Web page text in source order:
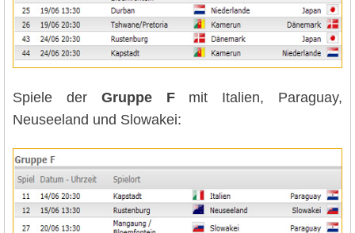
Spiele der Gruppe Fmit Italien, Paraguay,
Neuseeland und Slowakei: